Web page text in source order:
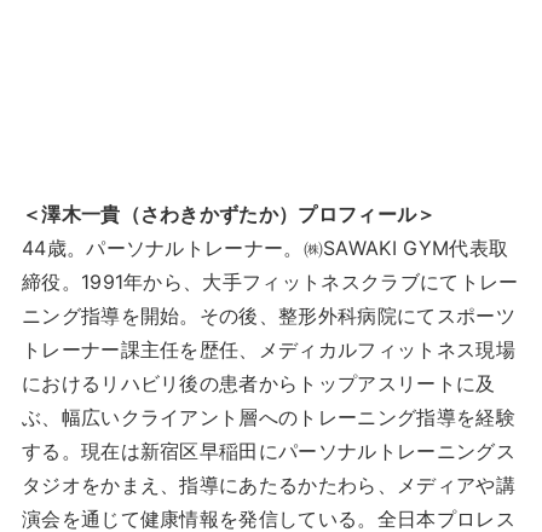
＜澤木一貴（さわきかずたか）プロフィール＞
44歳。パーソナルトレーナー。㈱SAWAKI GYM代表取
締役。1991年から、大手フィットネスクラブにてトレー
ニング指導を開始。その後、整形外科病院にてスポーツ
トレーナー課主任を歴任、メディカルフィットネス現場
におけるリハビリ後の患者からトップアスリートに及
ぶ、幅広いクライアント層へのトレーニング指導を経験
する。現在は新宿区早稲田にパーソナルトレーニングス
タジオをかまえ、指導にあたるかたわら、メディアや講
演会を通じて健康情報を発信している。全日本プロレス